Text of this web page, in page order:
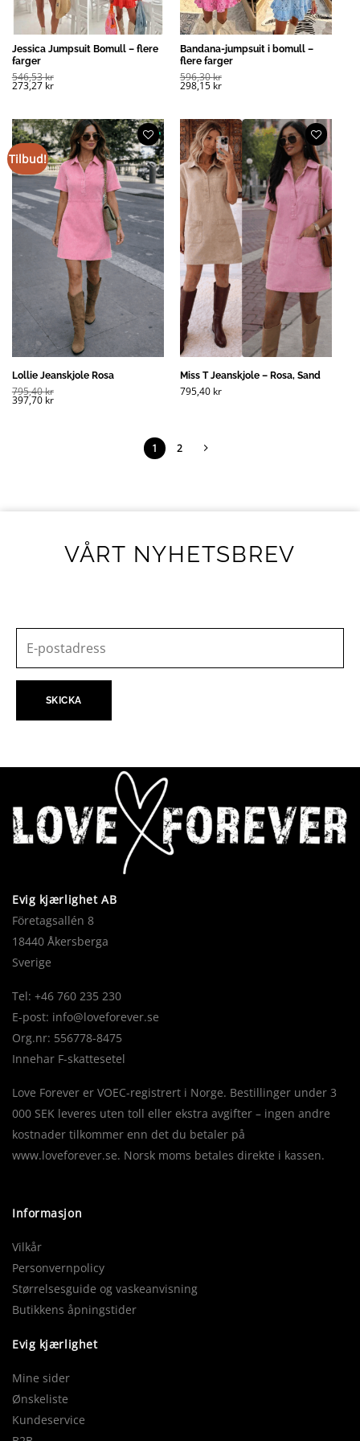
Jessica Jumpsuit Bomull – flere
farger
546,53kr
273,27 kr
Bandana-jumpsuit i bomull –
flere farger
596,30kr
298,15 kr
Tilbud!
Lollie Jeanskjole Rosa
795,40kr
397,70 kr
Miss T Jeanskjole – Rosa, Sand
795,40 kr
1 2
VÅRT NYHETSBREV
Evig kjærlighet AB
Företagsallén 8
18440 Åkersberga
Sverige
Tel: +46 760 235 230
E-post: info@loveforever.se
Org.nr: 556778-8475
Innehar F-skattesetel
Love Forever er VOEC-registrert i Norge. Bestillinger under 3
000 SEK leveres uten toll eller ekstra avgifter – ingen andre
kostnader tilkommer enn det du betaler på
www.loveforever.se. Norsk moms betales direkte i kassen.
Informasjon
Vilkår
Personvernpolicy
Størrelsesguide og vaskeanvisning
Butikkens åpningstider
Evig kjærlighet
Mine sider
Ønskeliste
Kundeservice